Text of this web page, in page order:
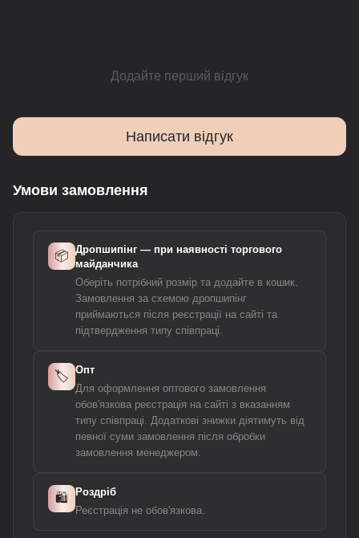
Додайте перший відгук
Написати відгук
Умови замовлення
📦 Дропшипінг — при наявності торгового
майданчика
Оберіть потрібний розмір та додайте в кошик.
Замовлення за схемою дропшипінг
приймаються після реєстрації на сайті та
підтвердження типу співпраці.
🏷️ Опт
Для оформлення оптового замовлення
обов'язкова реєстрація на сайті з вказанням
типу співпраці. Додаткові знижки діятимуть від
певної суми замовлення після обробки
замовлення менеджером.
🛍️ Роздріб
Реєстрація не обов'язкова.